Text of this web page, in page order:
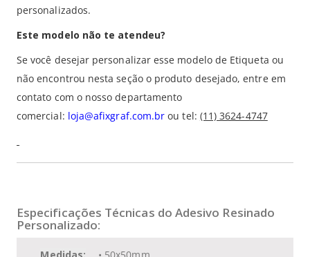
personalizados.
Este modelo não te atendeu?
Se você desejar personalizar esse modelo de Etiqueta ou
não encontrou nesta seção o produto desejado, entre em
contato com o nosso departamento
comercial: loja@afixgraf.com.br ou tel: (11) 3624-4747
Especificações Técnicas do Adesivo Resinado
Personalizado:
Medidas:
• 50x50mm